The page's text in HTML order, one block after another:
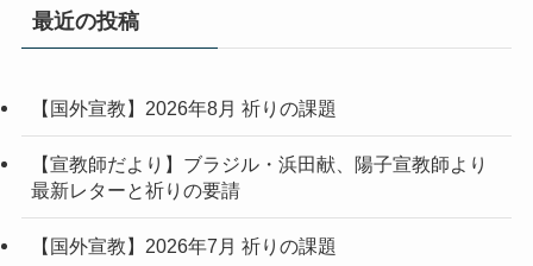
最近の投稿
【国外宣教】2026年8月 祈りの課題
【宣教師だより】ブラジル・浜田献、陽子宣教師より
最新レターと祈りの要請
【国外宣教】2026年7月 祈りの課題